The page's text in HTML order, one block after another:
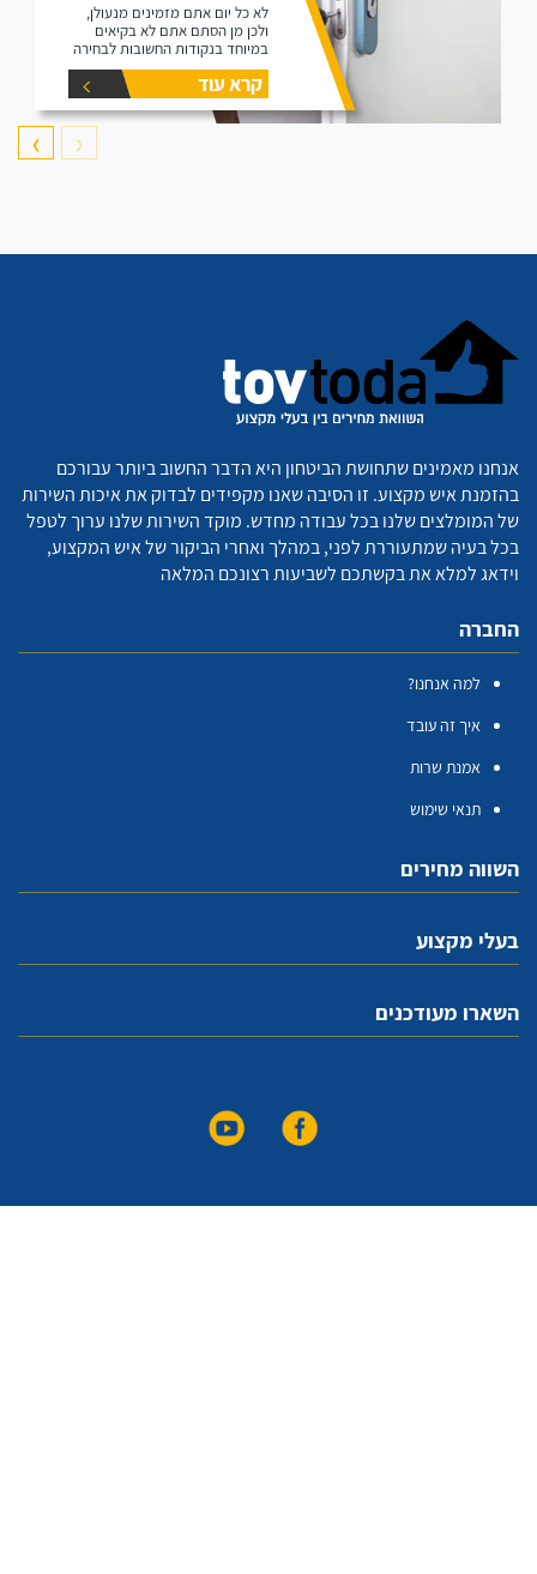
לא כל יום אתם מזמינים מנעולן,
ולכן מן הסתם אתם לא בקיאים
במיוחד בנקודות החשובות לבחירה
מקצועית, בדיוק בשביל זה הכנו
עבורכם את המאמר על כל מה
שצריך לדעת לפני הזמנת מנעולן.
קרא עוד
❮
❯
אנחנו מאמינים שתחושת הביטחון היא הדבר החשוב ביותר עבורכם
בהזמנת איש מקצוע. זו הסיבה שאנו מקפידים לבדוק את איכות השירות
של המומלצים שלנו בכל עבודה מחדש. מוקד השירות שלנו ערוך לטפל
בכל בעיה שמתעוררת לפני, במהלך ואחרי הביקור של איש המקצוע,
וידאג למלא את בקשתכם לשביעות רצונכם המלאה
החברה
למה אנחנו?
איך זה עובד
אמנת שרות
תנאי שימוש
השווה מחירים
בעלי מקצוע
השארו מעודכנים